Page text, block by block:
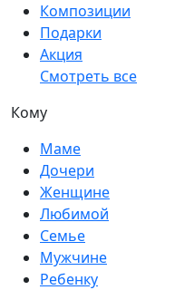
Композиции
Подарки
Акция
Смотреть все
Кому
Маме
Дочери
Женщине
Любимой
Семье
Мужчине
Ребенку